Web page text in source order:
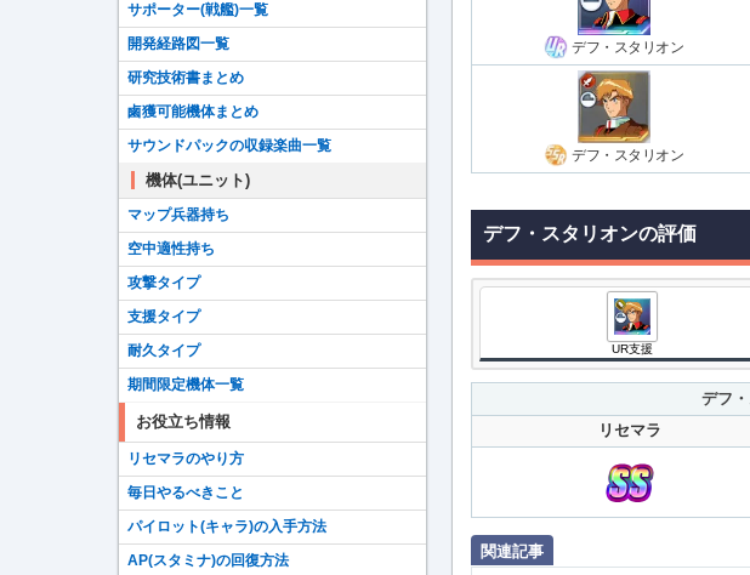
デフ・スタリオン
デフ・スタリオン
デフ・スタリオンの評価
UR支援
デフ
リセマラ
関連記事
サポーター(戦艦)一覧
開発経路図一覧
研究技術書まとめ
鹵獲可能機体まとめ
サウンドパックの収録楽曲一覧
機体(ユニット)
マップ兵器持ち
空中適性持ち
攻撃タイプ
支援タイプ
耐久タイプ
期間限定機体一覧
お役立ち情報
リセマラのやり方
毎日やるべきこと
パイロット(キャラ)の入手方法
AP(スタミナ)の回復方法